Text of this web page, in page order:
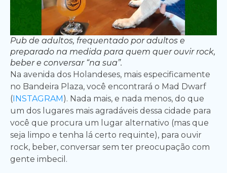
Pub de adultos, frequentado por adultos e
preparado na medida para quem quer ouvir rock,
beber e conversar “na sua”.
Na avenida dos Holandeses, mais especificamente
no Bandeira Plaza, você encontrará o Mad Dwarf
(INSTAGRAM). Nada mais, e nada menos, do que
um dos lugares mais agradáveis dessa cidade para
você que procura um lugar alternativo (mas que
seja limpo e tenha lá certo requinte), para ouvir
rock, beber, conversar sem ter preocupação com
gente imbecil.